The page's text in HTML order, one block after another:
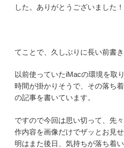
した。ありがとうございました！
てことで、久しぶりに長い前書き
以前使っていたiMacの環境を取
時間が掛かりそうで、その落ち
の記事を書いています。
ですので今回は思い切って、先
作内容を画像だけでザッとお見
明はまた後日、気持ちが落ち着